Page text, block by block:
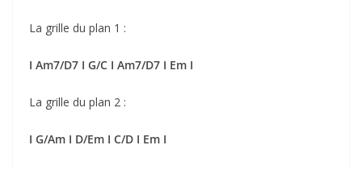
La grille du plan 1 :
I Am7/D7 I G/C I Am7/D7 I Em I
La grille du plan 2 :
I G/Am I D/Em I C/D I Em I